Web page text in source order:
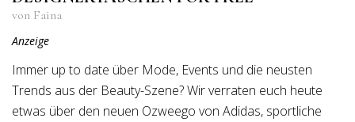
von Faina
Anzeige
Immer up to date über Mode, Events und die neusten
Trends aus der Beauty-Szene? Wir verraten euch heute
etwas über den neuen Ozweego von Adidas, sportliche